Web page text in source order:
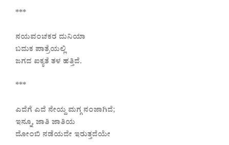
***
ನಯವಂಚಕರ ದುನಿಯಾ
ಬದುಕ ಪಾತ್ರೆಯಲ್ಲಿ
ಜಗದ ಐಕ್ಯತೆ ತಳ ಹತ್ತಿದೆ.
***
ಎದೆಗೆ ಎದೆ ನೇಯ್ದ ಮಗ್ಗ ನಂಜಾಗಿದೆ;
ಇನ್ನೂ, ಜಾತಿ ಜಾತಿಯ
ದೋಂಬಿ ನಡೆಯದೇ ಇರುತ್ತದೆಯೇ